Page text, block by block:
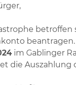
betroffen
im Gablinger
die Auszahlung